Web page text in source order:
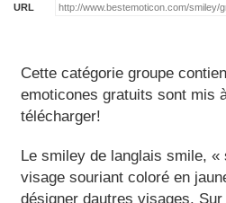
URL
Cette catégorie groupe
emoticones gratuits sont mis
télécharger!
Le smiley de langlais smile,
visage souriant coloré en
désigner dautres visages.